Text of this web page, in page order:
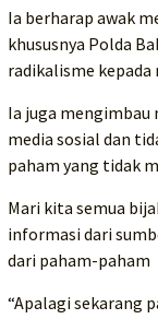
Ia berharap awak
khususnya Polda
radikalisme kepada
Ia juga
media sosial dan
paham yang tidak
Mari kita semua
informasi dari
dari paham-
“Apalagi sekarang